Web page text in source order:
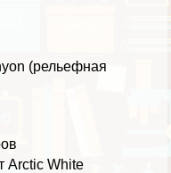
(рельефная
Arctic White